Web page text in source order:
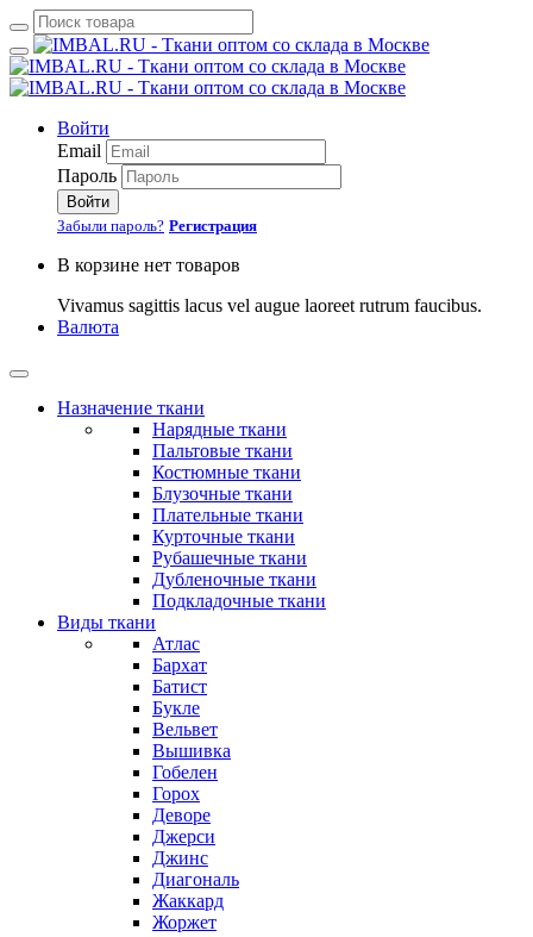
Войти
Email
Пароль
Войти
Забыли пароль? Регистрация
В корзине нет товаров
Vivamus sagittis lacus vel augue laoreet rutrum faucibus.
Валюта
Назначение ткани
Нарядные ткани
Пальтовые ткани
Костюмные ткани
Блузочные ткани
Плательные ткани
Курточные ткани
Рубашечные ткани
Дубленочные ткани
Подкладочные ткани
Виды ткани
Атлас
Бархат
Батист
Букле
Вельвет
Вышивка
Гобелен
Горох
Деворе
Джерси
Джинс
Диагональ
Жаккард
Жоржет